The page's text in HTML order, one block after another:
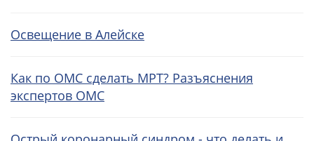
Освещение в Алейске
Как по ОМС сделать МРТ? Разъяснения
экспертов ОМС